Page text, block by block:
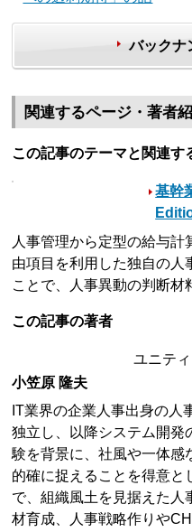
バックナ
関連するページ・著者
この記事のテーマと関連す
基幹
人事管理から定型の給与計
由項目を利用した独自の人
ことで、人事異動の判断材
この記事の著者
ユニテ
小笠原 隆夫
IT業界の企業人事出身の人
独立し、以降システム開発
験を背景に、社風や一体感
的確に捉えることを得意と
で、組織風土を見据えた人
材育成、人事戦略作りや